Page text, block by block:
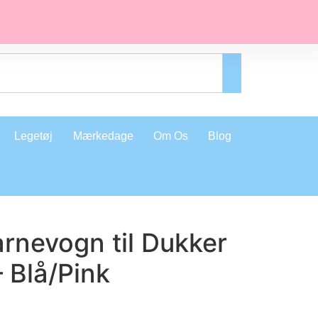
Legetøj Mærkedage Om Os Blog
til Dukker
Blå/Pink